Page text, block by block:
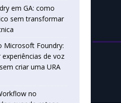
em GA: como
sem transformar
Microsoft Foundry:
de voz
criar uma URA
no